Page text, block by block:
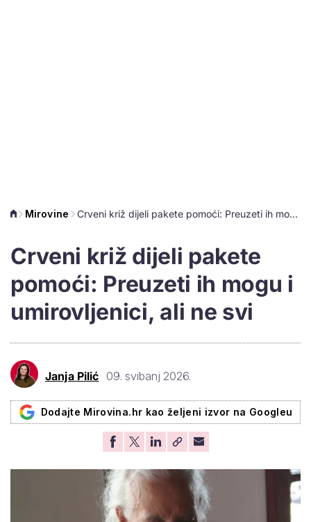
Mirovine Crveni križ dijeli pakete pomoći: Preuzeti ih mogu i umirovljenici, ali ne svi
Crveni križ dijeli pakete
pomoći: Preuzeti ih mogu i
umirovljenici, ali ne svi
Janja Pilić 09. svibanj 2026.
Dodajte Mirovina.hr kao željeni izvor na Googleu